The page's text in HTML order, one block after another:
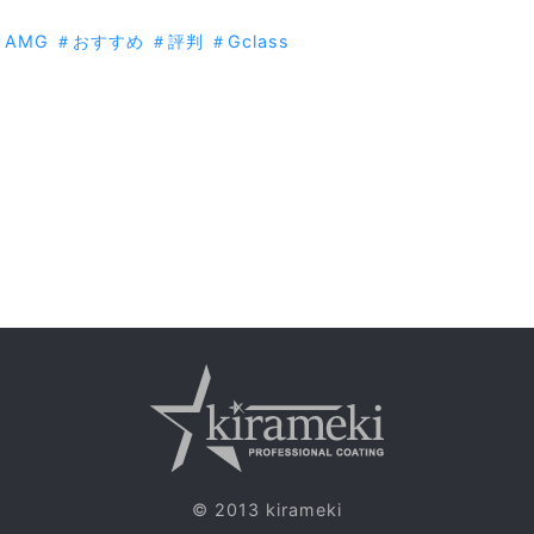
AMG ＃おすすめ ＃評判 ＃Gclass
© 2013 kirameki